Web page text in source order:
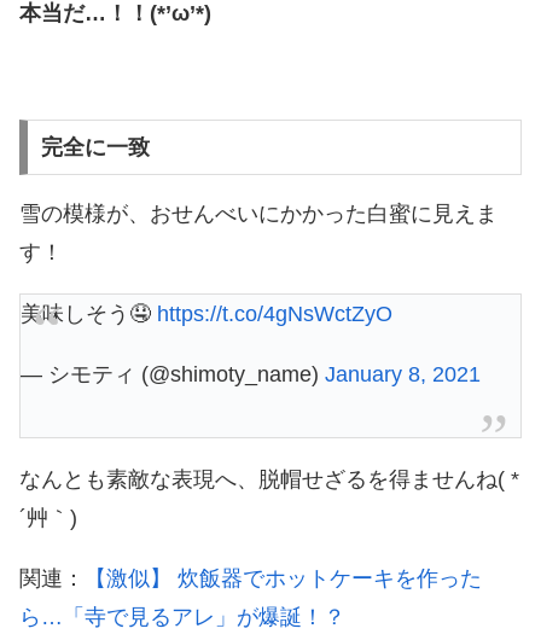
本当だ…！！(*’ω’*)
完全に一致
雪の模様が、おせんべいにかかった白蜜に見えま
す！
美味しそう🤤 https://t.co/4gNsWctZyO
— シモティ (@shimoty_name) January 8, 2021
なんとも素敵な表現へ、脱帽せざるを得ませんね( *
´艸｀)
関連：
【激似】 炊飯器でホットケーキを作った
ら…「寺で見るアレ」が爆誕！？